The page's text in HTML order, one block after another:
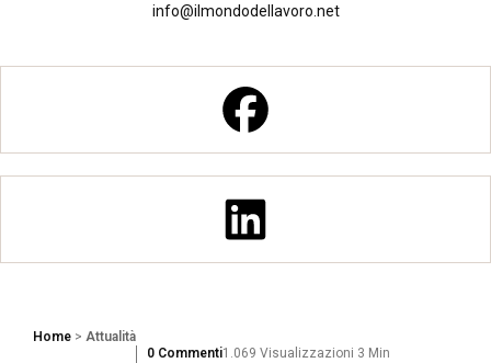
info@ilmondodellavoro.net
Home > Attualità
1.069 Visualizzazioni 3 Min
0 Commenti